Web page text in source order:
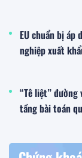
EU chuẩn bị áp
nghiệp xuất
“Tê liệt” đường
tầng bài toán